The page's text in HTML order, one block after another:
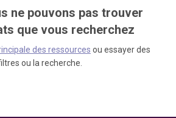
ne pouvons pas trouver
que vous recherchez
des ressources ou essayer des
ou la recherche.